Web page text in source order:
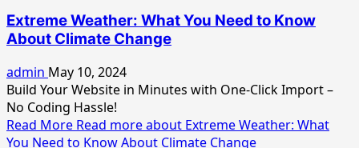
Extreme Weather: What You Need to Know
About Climate Change
admin May 10, 2024
Build Your Website in Minutes with One-Click Import –
No Coding Hassle!
Read More Read more about Extreme Weather: What
You Need to Know About Climate Change